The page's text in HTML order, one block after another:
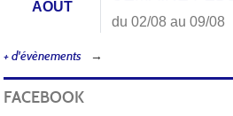
AOÛT
du 02/08 au 09/08
+ d'évènements
FACEBOOK